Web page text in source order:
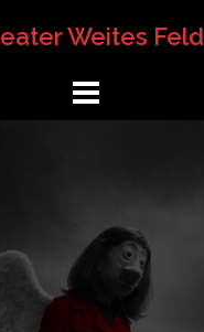
Weites Feld